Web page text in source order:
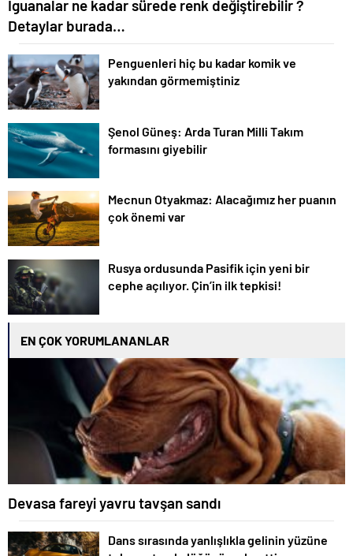
İguanalar ne kadar sürede renk değiştirebilir ?
Detaylar burada…
Penguenleri hiç bu kadar komik ve
yakından görmemiştiniz
Şenol Güneş: Arda Turan Milli Takım
formasını giyebilir
Mecnun Otyakmaz: Alacağımız her puanın
çok önemi var
Rusya ordusunda Pasifik için yeni bir
cephe açılıyor. Çin’in ilk tepkisi!
EN ÇOK YORUMLANANLAR
Devasa fareyi yavru tavşan sandı
Dans sırasında yanlışlıkla gelinin yüzüne